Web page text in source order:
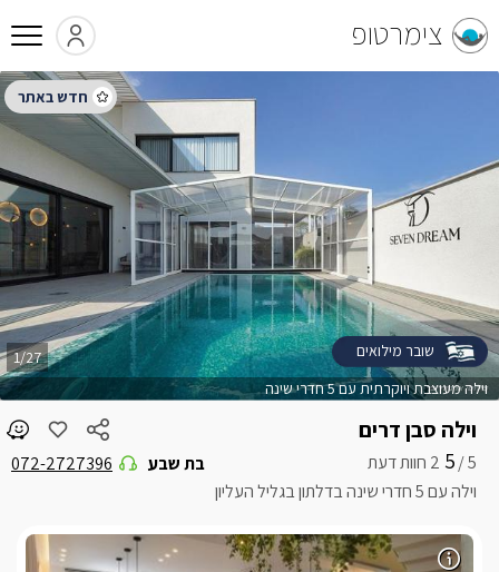
צימרטופ
וילה סבן דרים
5 /
5
וילה עם 5 חדרי שינה בדלתון בגליל העליון
בת שבע 072-2727396
וילה מעוצבת ויוקרתית עם 5 חדרי שינה
1/27 שובר מילואים